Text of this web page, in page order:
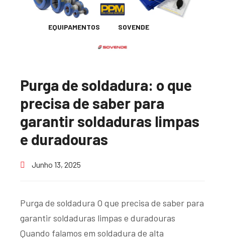
EQUIPAMENTOS SOVENDE
Purga de soldadura: o que
precisa de saber para
garantir soldaduras limpas
e duradouras
Junho 13, 2025
Purga de soldadura O que precisa de saber para
garantir soldaduras limpas e duradouras
Quando falamos em soldadura de alta